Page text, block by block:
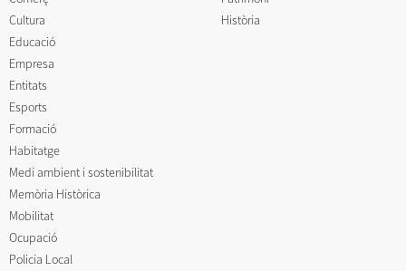
Cultura
Educació
Empresa
Entitats
Esports
Formació
Habitatge
Medi ambient i sostenibilitat
Memòria Històrica
Mobilitat
Ocupació
Policia Local
Història